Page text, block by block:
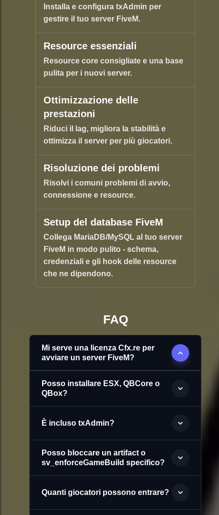
Installa e configura txAdmin per
gestire il tuo server FiveM.
Resource essenziali
Resource core consigliate e una base
pulita per i nuovi server.
Ottimizzazione delle
prestazioni
Riduci il lag, migliora la stabilità e
ottimizza il server per più giocatori.
Risoluzione dei problemi
Risolvi i comuni problemi di avvio,
connessione e resource.
Setup del database FiveM
Collega MariaDB/MySQL al tuo server
FiveM in modo pulito - schema,
credenziali e gli hook delle resource
che ne dipendono.
FAQ
Mi serve una licenza Cfx.re per
avviare un server FiveM?
Posso installare ESX, QBCore o
QBox?
È incluso txAdmin?
Posso bloccare un artifact o
sv_enforceGameBuild specifico?
Quanti giocatori possono entrare?